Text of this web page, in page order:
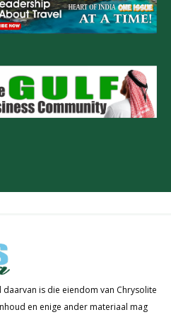
is die eiendom van Chrysolite
en enige ander materiaal mag